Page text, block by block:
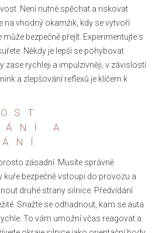
Není nutné spěchat a riskovat
na vhodný okamžik, kdy se vytvoří
bezpečně přejít. Experimentujte s
Někdy je lepší se pohybovat
zase rychleji a impulzivněji, v závislosti
a zlepšování reflexů je klíčem k
A
zásadní. Musíte správně
bezpečně vstoupí do provozu a
druhé strany silnice. Předvídání
Snažte se odhadnout, kam se auta
To vám umožní včas reagovat a